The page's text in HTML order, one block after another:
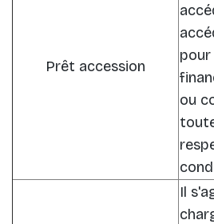
Prêt accession
pour
ou
Il